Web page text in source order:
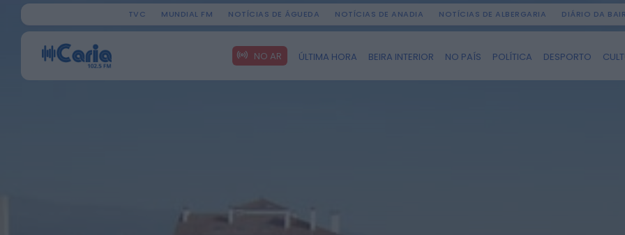
TVC MUNDIAL FM NOTÍCIAS DE ÁGUEDA NOTÍCIAS DE ANADIA NOTÍCIAS DE ALBERGARIA DIÁRIO DA
NO AR ÚLTIMA HORA BEIRA INTERIOR NO PAÍS POLÍTICA DESPORTO
Search
for: